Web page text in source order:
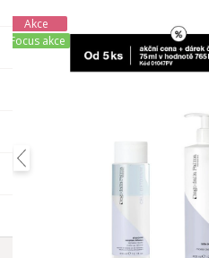
Akce
Focus akce